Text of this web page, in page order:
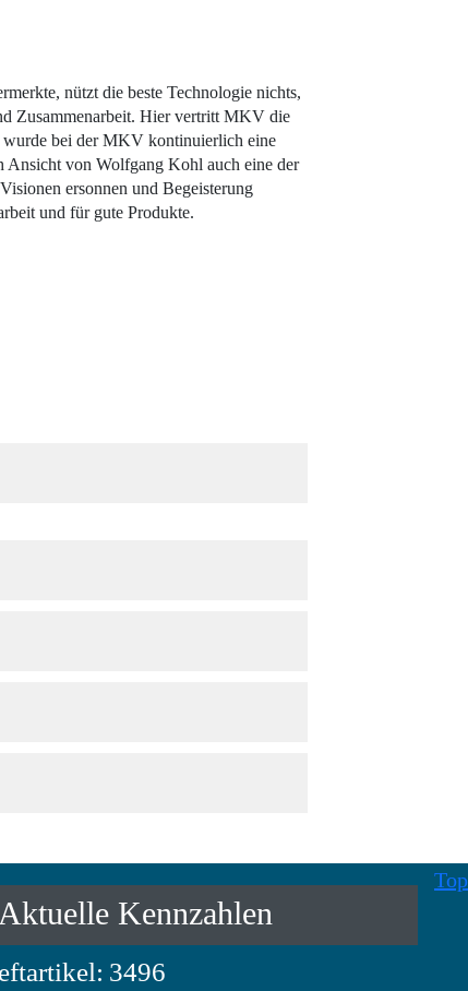
nützt die beste Technologie nichts,
Zusammenarbeit. Hier vertritt MKV die
wurde bei der MKV kontinuierlich eine
Ansicht von Wolfgang Kohl auch eine der
ersonnen und Begeisterung
und für gute Produkte.
Top
Aktuelle Kennzahlen
3496